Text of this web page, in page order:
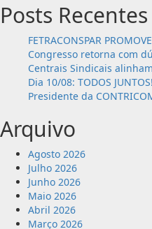
de
também
da
campanha
Posts Recentes
FETRACONSPAR
Congresso retorna com
Centrais Sindicais
Dia 10/08: TODOS JUNTOS!
Presidente da
Arquivo
Agosto 2026
Julho 2026
Junho 2026
Maio 2026
Abril 2026
Março 2026